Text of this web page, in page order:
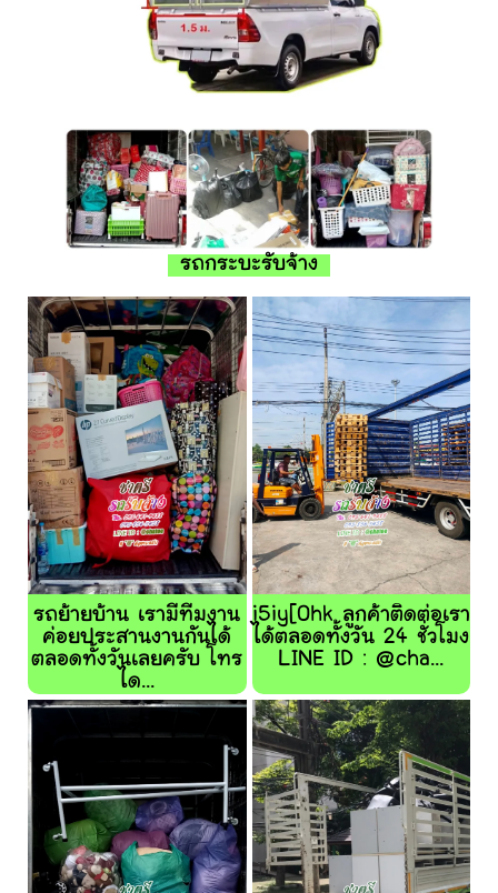
รถกระบะรับจ้าง
รถย้ายบ้าน เรามีทีมงาน
ค่อยประสานงานกันได้
ตลอดทั้งวันเลยครับ โทร
ได...
i5iy[0hk ลูกค้าติดต่อเรา
ได้ตลอดทั้งวัน 24 ชั่วโมง
LINE ID : @cha...